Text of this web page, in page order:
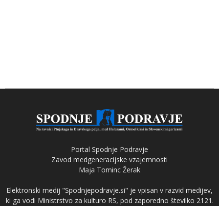
Portal Spodnje Podravje
Zavod medgeneracijske vzajemnosti
Maja Tominc Žerak
Elektronski medij "Spodnjepodravje.si" je vpisan v razvid medijev,
ki ga vodi Ministrstvo za kulturo RS, pod zaporedno številko 2121.